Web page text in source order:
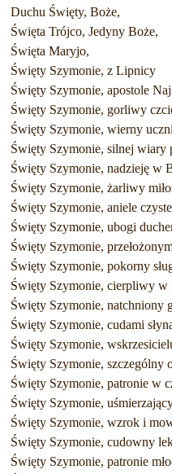
Duchu Święty, Boże,
Święta Trójco, Jedyny Boże,
Święta Maryjo,
Święty Szymonie, z Lipnicy
Święty Szymonie, apostole
Święty Szymonie, gorliwy
Święty Szymonie, wierny
Święty Szymonie, silnej wiary
Święty Szymonie, nadzieję w
Święty Szymonie, żarliwy
Święty Szymonie, aniele
Święty Szymonie, ubogi
Święty Szymonie,
Święty Szymonie, pokorny
Święty Szymonie, cierpliwy w
Święty Szymonie, natchniony
Święty Szymonie, cudami
Święty Szymonie,
Święty Szymonie, szczególny
Święty Szymonie, patronie w
Święty Szymonie,
Święty Szymonie, wzrok i
Święty Szymonie, cudowny
Święty Szymonie, patronie